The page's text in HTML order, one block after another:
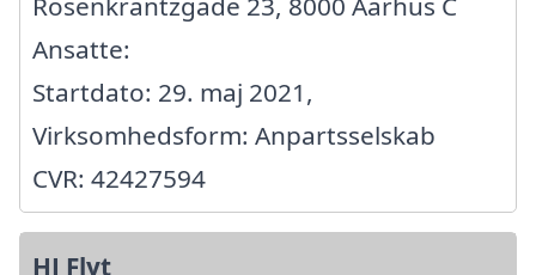
Ansatte:
Startdato: 29. maj 2021,
Virksomhedsform: Anpartsselskab
CVR: 42427594
HJ Flyt